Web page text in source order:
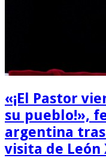
«¡El Pastor
su pueblo!»,
argentina
visita de León